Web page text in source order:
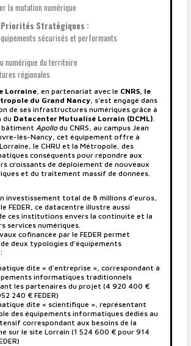
la mutation numérique
Stratégiques :
sécurisés et performants
numérique du territoire
régionales
Lorraine, en partenariat avec le CNRS, le
du Grand Nancy, s’est engagé dans
de ses infrastructures numériques grâce à
du Datacenter Mutualisé Lorrain (DCML)
bâtiment Apollodu CNRS, au campus Jean
lès-Nancy, cet équipement offre à
le CHRU et la Métropole, des
conséquents pour répondre aux
croissants de déploiement de nouveaux
et du traitement massif de données.
investissement total de 8 millions d'euros,
FEDER, ce datacentre illustre aussi
ces institutions envers la continuité et la
services numériques.
cofinancée par le FEDER permet
deux typologies d’équipements
dite « d’entreprise », correspondant à
informatiques traditionnels
les partenaires du projet (4 920 400 €
240 € FEDER)
dite « scientifique », représentant
des équipements informatiques dédiés au
correspondant aux besoins de la
sur le site Lorrain (1 524 600 € pour 914